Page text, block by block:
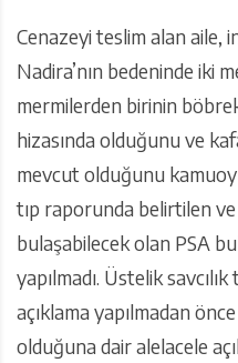
Cenazeyi teslim alan aile,
Nadira’nın bedeninde iki
mermilerden birinin
hizasında olduğunu ve
mevcut olduğunu
tıp raporunda belirtilen
bulaşabilecek olan PSA
yapılmadı. Üstelik
açıklama yapılmadan
olduğuna dair alelacele